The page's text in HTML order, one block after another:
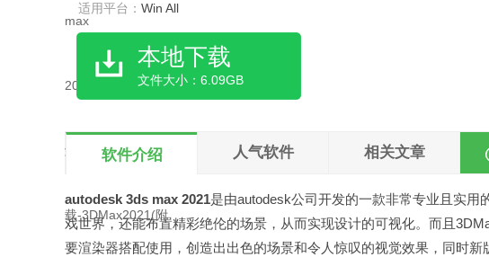
适用平台： Win All
本地下载
文件大小：6.09GB
软件介绍 人气软件 相关文章
autodesk 3ds max 2021是由autodesk公司开发的一款非常专业且实
戏世界，还能布置精彩绝伦的场景，从而实现设计的可视化。而且
要渲染器搭配使用，创造出出色的场景和令人惊叹的视觉效果，同时